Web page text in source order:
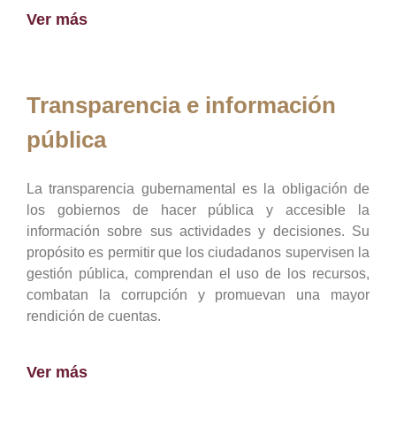
Ver más
Transparencia e información
pública
La transparencia gubernamental es la obligación de
los gobiernos de hacer pública y accesible la
información sobre sus actividades y decisiones. Su
propósito es permitir que los ciudadanos supervisen la
gestión pública, comprendan el uso de los recursos,
combatan la corrupción y promuevan una mayor
rendición de cuentas.
Ver más